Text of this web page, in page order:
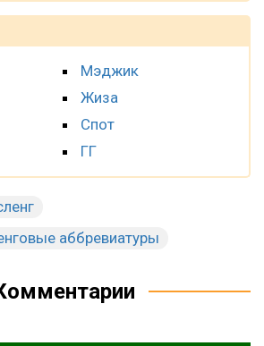
Мэджик
Жиза
Спот
ГГ
аббревиатуры